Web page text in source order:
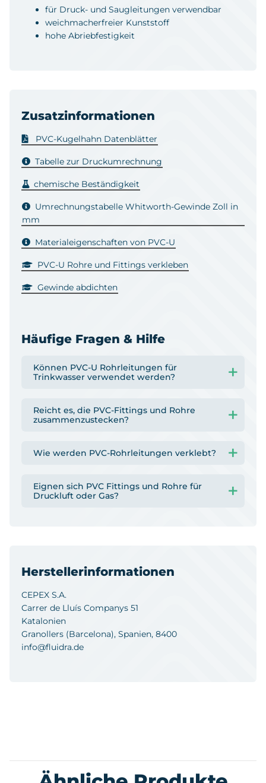
für Druck- und Saugleitungen verwendbar
weichmacherfreier Kunststoff
hohe Abriebfestigkeit
Zusatzinformationen
PVC-Kugelhahn Datenblätter
Tabelle zur Druckumrechnung
chemische Beständigkeit
Umrechnungstabelle Whitworth-Gewinde Zoll in
mm
Materialeigenschaften von PVC-U
PVC-U Rohre und Fittings verkleben
Gewinde abdichten
Häufige Fragen & Hilfe
Können PVC-U Rohrleitungen für
Trinkwasser verwendet werden?
Reicht es, die PVC-Fittings und Rohre
zusammenzustecken?
Wie werden PVC-Rohrleitungen verklebt?
Eignen sich PVC Fittings und Rohre für
Druckluft oder Gas?
Herstellerinformationen
CEPEX S.A.
Carrer de Lluís Companys 51
Katalonien
Granollers (Barcelona), Spanien, 8400
info@fluidra.de